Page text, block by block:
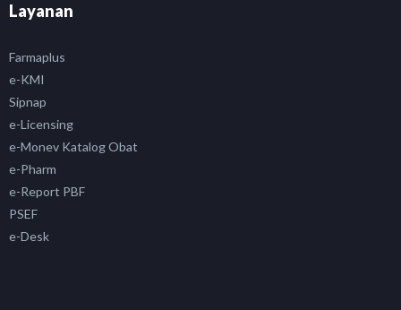
Layanan
Farmaplus
e-KMI
Sipnap
e-Licensing
e-Monev Katalog Obat
e-Pharm
e-Report PBF
PSEF
e-Desk